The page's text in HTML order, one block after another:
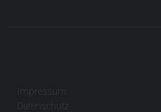
Impressum
Datenschutz